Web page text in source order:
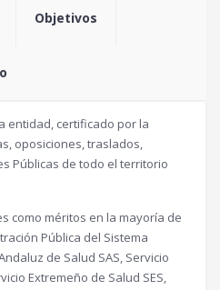
Objetivos
entidad, certificado por la
oposiciones, traslados,
Públicas de todo el territorio
como méritos en la mayoría de
Pública del Sistema
de Salud SAS, Servicio
Extremeño de Salud SES,